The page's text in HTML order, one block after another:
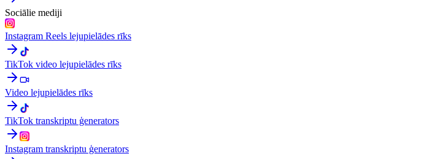
Sociālie mediji
Instagram Reels lejupielādes rīks
TikTok video lejupielādes rīks
Video lejupielādes rīks
TikTok transkriptu ģenerators
Instagram transkriptu ģenerators